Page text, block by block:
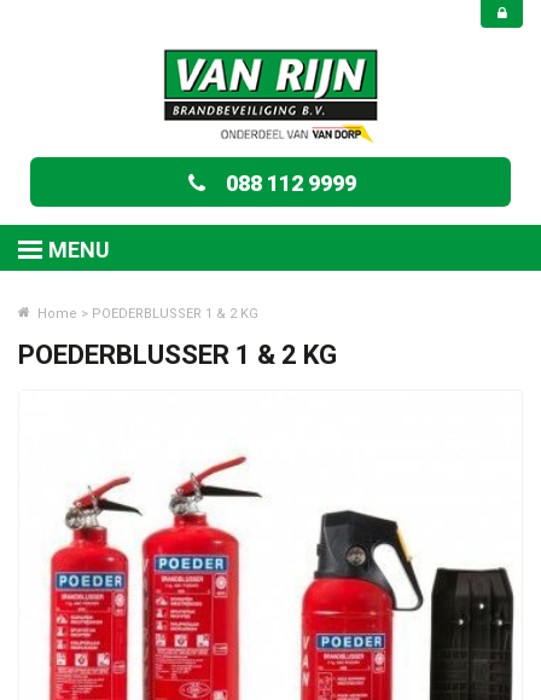
088 112 9999
MENU
Home > POEDERBLUSSER 1 & 2 KG
POEDERBLUSSER 1 & 2 KG